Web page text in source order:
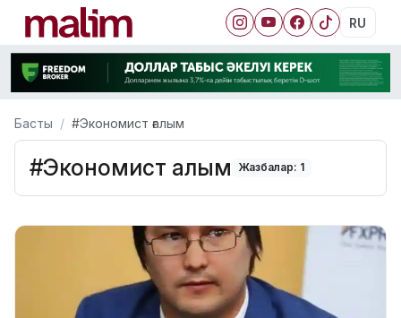
RU
Басты #Экономист ғалым
#Экономист ғалым Жазбалар: 1